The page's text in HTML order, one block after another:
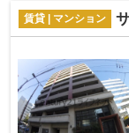
賃貸 | マンション